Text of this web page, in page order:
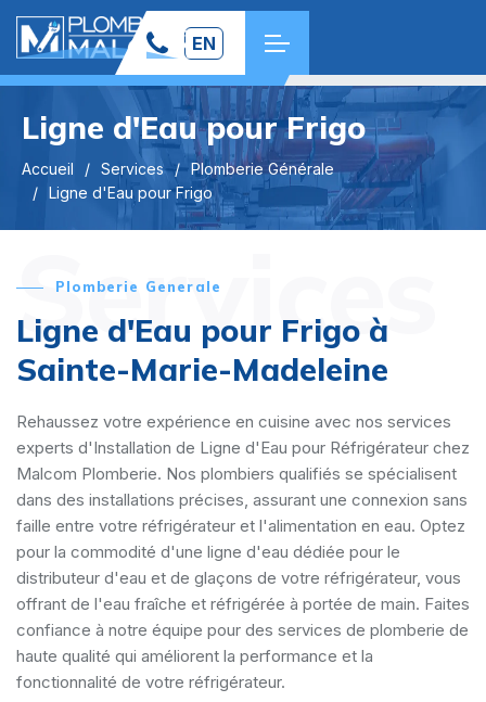
EN
Ligne d'Eau pour Frigo
Accueil Services
Plomberie Générale
Ligne d'Eau pour Frigo
Services
Plomberie Generale
Ligne d'Eau pour Frigo à
Sainte-Marie-Madeleine
Rehaussez votre expérience en cuisine avec nos services
experts d'Installation de Ligne d'Eau pour Réfrigérateur chez
Malcom Plomberie. Nos plombiers qualifiés se spécialisent
dans des installations précises, assurant une connexion sans
faille entre votre réfrigérateur et l'alimentation en eau. Optez
pour la commodité d'une ligne d'eau dédiée pour le
distributeur d'eau et de glaçons de votre réfrigérateur, vous
offrant de l'eau fraîche et réfrigérée à portée de main. Faites
confiance à notre équipe pour des services de plomberie de
haute qualité qui améliorent la performance et la
fonctionnalité de votre réfrigérateur.